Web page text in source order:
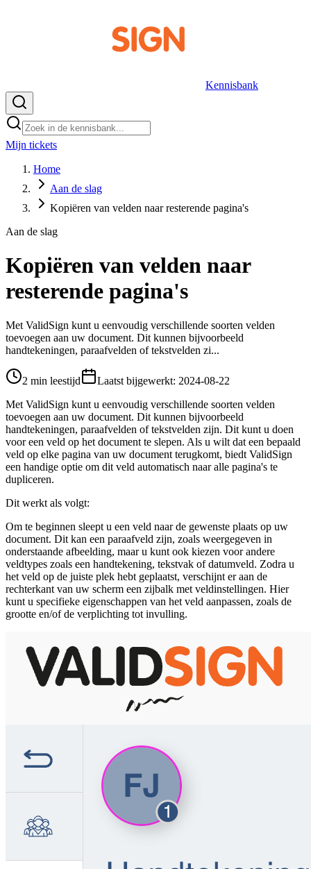
Kennisbank
Mijn tickets
Home
Aan de slag
Kopiëren van velden naar resterende pagina's
Aan de slag
Kopiëren van velden naar
resterende pagina's
Met ValidSign kunt u eenvoudig verschillende soorten velden
toevoegen aan uw document. Dit kunnen bijvoorbeeld
handtekeningen, paraafvelden of tekstvelden zi...
2 min leestijd Laatst bijgewerkt: 2024-08-22
Met ValidSign kunt u eenvoudig verschillende soorten velden
toevoegen aan uw document. Dit kunnen bijvoorbeeld
handtekeningen, paraafvelden of tekstvelden zijn. Dit kunt u doen
voor een veld op het document te slepen. Als u wilt dat een bepaald
veld op elke pagina van uw document terugkomt, biedt ValidSign
een handige optie om dit veld automatisch naar alle pagina's te
dupliceren.
Dit werkt als volgt:
Om te beginnen sleept u een veld naar de gewenste plaats op uw
document. Dit kan een paraafveld zijn, zoals weergegeven in
onderstaande afbeelding, maar u kunt ook kiezen voor andere
veldtypes zoals een handtekening, tekstvak of datumveld. Zodra u
het veld op de juiste plek hebt geplaatst, verschijnt er aan de
rechterkant van uw scherm een zijbalk met veldinstellingen. Hier
kunt u specifieke eigenschappen van het veld aanpassen, zoals de
grootte en/of de verplichting tot invulling.